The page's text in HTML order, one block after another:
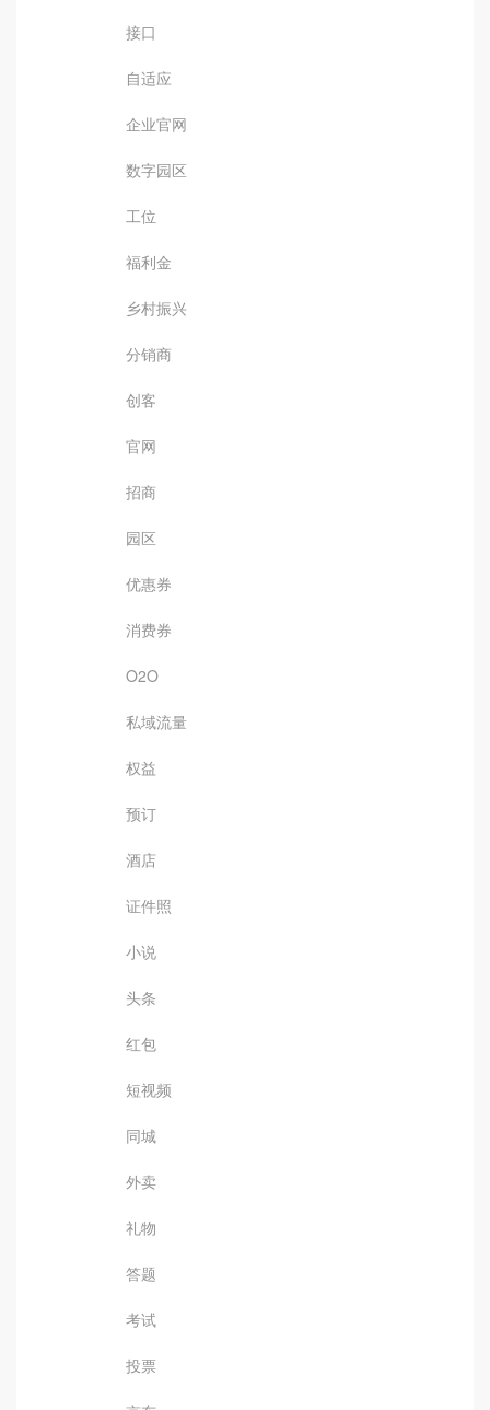
接口
自适应
企业官网
数字园区
工位
福利金
乡村振兴
分销商
创客
官网
招商
园区
优惠券
消费券
O2O
私域流量
权益
预订
酒店
证件照
小说
头条
红包
短视频
同城
外卖
礼物
答题
考试
投票